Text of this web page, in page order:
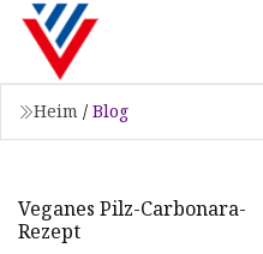
Heim / Blog
Veganes Pilz-Carbonara-
Rezept